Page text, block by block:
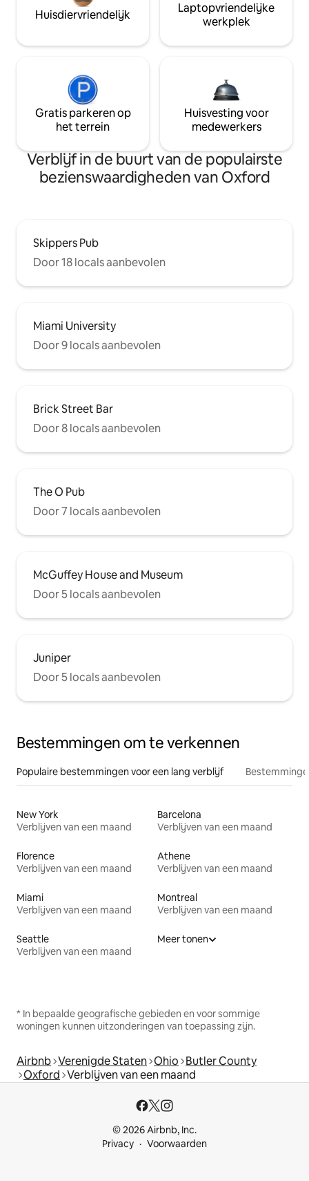
Huisdiervriendelijk
Laptopvriendelijke
werkplek
Gratis parkeren op
het terrein
Huisvesting voor
medewerkers
Verblijf in de buurt van de populairste
bezienswaardigheden van Oxford
Skippers Pub
Door 18 locals aanbevolen
Miami University
Door 9 locals aanbevolen
Brick Street Bar
Door 8 locals aanbevolen
The O Pub
Door 7 locals aanbevolen
McGuffey House and Museum
Door 5 locals aanbevolen
Juniper
Door 5 locals aanbevolen
Bestemmingen om te verkennen
Populaire bestemmingen voor een lang verblijf
New York
Verblijven van een maand
Barcelona
Verblijven van een maand
Florence
Verblijven van een maand
Athene
Verblijven van een maand
Miami
Verblijven van een maand
Montreal
Verblijven van een maand
Seattle
Verblijven van een maand
Meer tonen
* In bepaalde geografische gebieden en voor sommige
woningen kunnen uitzonderingen van toepassing zijn.
Airbnb Verenigde Staten Ohio Butler County
Oxford Verblijven van een maand
© 2026 Airbnb, Inc.
Privacy
Voorwaarden